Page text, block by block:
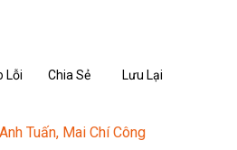
Lỗi Chia Sẻ Lưu Lại
Tuấn Mai Chí Công